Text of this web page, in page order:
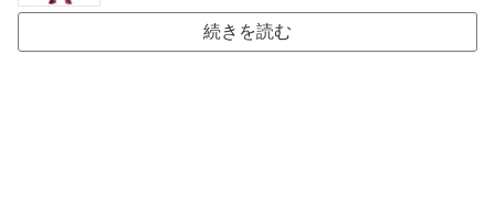
続きを読む